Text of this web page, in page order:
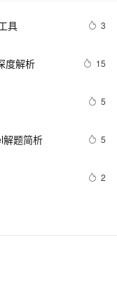
具 3
度解析 15
5
题简析 5
2
系统使用详
云原生免疫